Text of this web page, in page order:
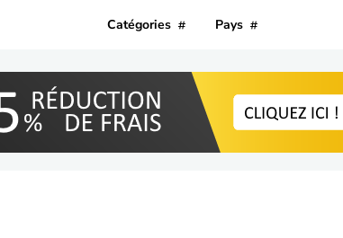
Catégories Pays